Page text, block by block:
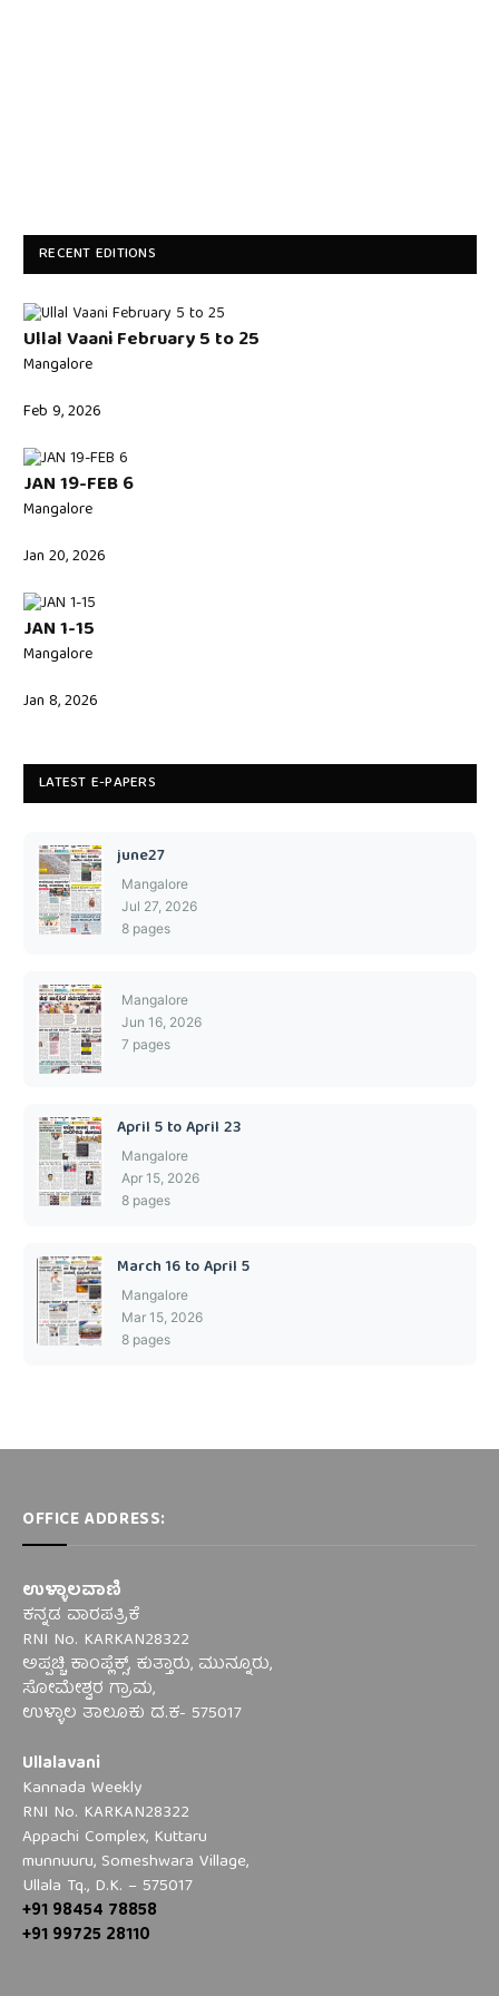
RECENT EDITIONS
Ullal Vaani February 5 to 25
Mangalore
Feb 9, 2026
JAN 19-FEB 6
Mangalore
Jan 20, 2026
JAN 1-15
Mangalore
Jan 8, 2026
LATEST E-PAPERS
june27
Mangalore
Jul 27, 2026
8 pages
Mangalore
Jun 16, 2026
7 pages
April 5 to April 23
Mangalore
Apr 15, 2026
8 pages
March 16 to April 5
Mangalore
Mar 15, 2026
8 pages
OFFICE ADDRESS:
ಉಳ್ಳಾಲವಾಣಿ
ಕನ್ನಡ ವಾರಪತ್ರಿಕೆ
RNI No. KARKAN28322
ಅಪ್ಪಚ್ಚಿ ಕಾಂಪ್ಲೆಕ್ಸ್‌, ಕುತ್ತಾರು, ಮುನ್ನೂರು,
ಸೋಮೇಶ್ವರ ಗ್ರಾಮ,
ಉಳ್ಳಾಲ ತಾಲೂಕು ದ.ಕ- 575017
Ullalavani
Kannada Weekly
RNI No. KARKAN28322
Appachi Complex, Kuttaru
munnuuru, Someshwara Village,
Ullala Tq., D.K. – 575017
+91 98454 78858
+91 99725 28110